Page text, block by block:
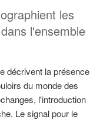
les
l'ensemble
décrivent la présence
du monde des
l'introduction
Le signal pour le